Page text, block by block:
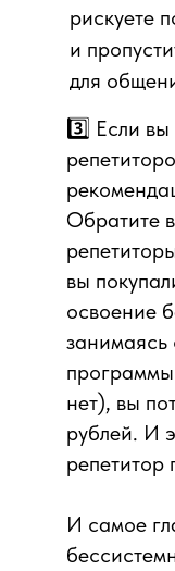
рискуете
и
для
3️⃣ Если
Обратите
вы
освоение
занимаясь
нет), вы
рублей. И
репетитор
И самое